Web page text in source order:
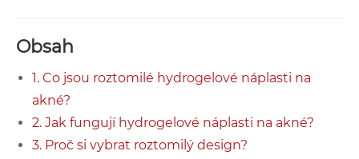
Obsah
1. Co jsou roztomilé hydrogelové náplasti na
akné?
2. Jak fungují hydrogelové náplasti na akné?
3. Proč si vybrat roztomilý design?